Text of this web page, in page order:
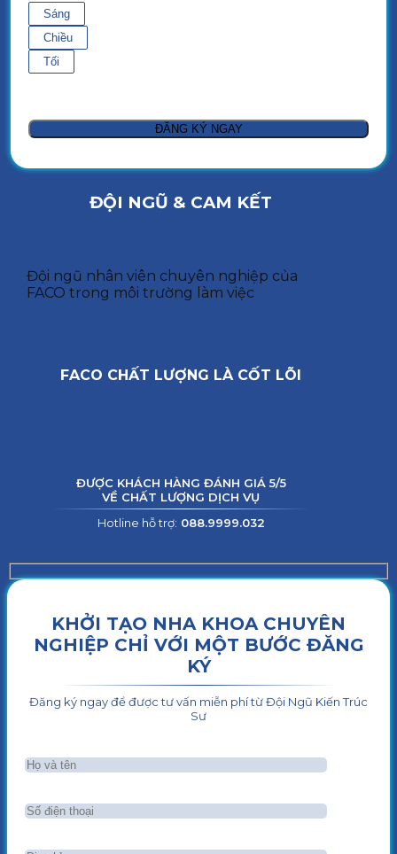
Sáng
Chiều
Tối
ĐỘI NGŨ & CAM KẾT
Đội ngũ nhân viên chuyên nghiệp của
FACO trong môi trường làm việc
FACO CHẤT LƯỢNG LÀ CỐT LÕI
ĐƯỢC KHÁCH HÀNG ĐÁNH GIÁ 5/5
VỀ CHẤT LƯỢNG DỊCH VỤ
Hotline hỗ trợ: 088.9999.032
KHỞI TẠO NHA KHOA CHUYÊN
NGHIỆP CHỈ VỚI MỘT BƯỚC ĐĂNG
KÝ
Đăng ký ngay để được tư vấn miễn phí từ Đội Ngũ Kiến Trúc
Sư